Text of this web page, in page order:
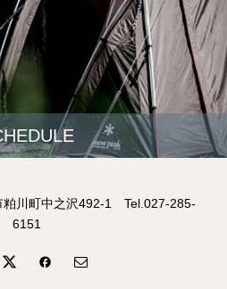
粕川町中之沢492-1 Tel.027-285-
6151